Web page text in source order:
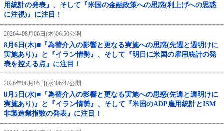
用統計の発表』、そして『米国の金融政策への思惑(利上げへの思惑
に注視)』に注目！
2026年08月06日(木)06:50公開
8月6日(木)■『為替介入の影響と更なる実施への思惑(先週と週明けに
実施あり)』と『イラン情勢』、そして『明日に米国の雇用統計の発
表を控える点』に注目！
2026年08月05日(水)06:47公開
8月5日(水)■『為替介入の影響と更なる実施への思惑(先週と週明けに
実施あり)』と『イラン情勢』、そして『米国のADP雇用統計とISM
非製造業指数の発表』に注目！